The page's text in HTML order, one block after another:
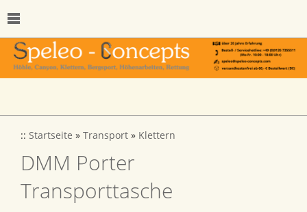
:: Startseite » Transport » Klettern
DMM Porter
Transporttasche